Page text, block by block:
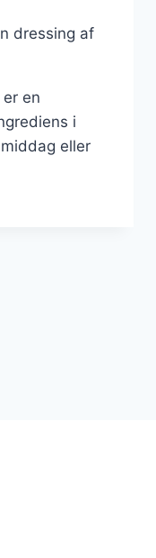
dressing af
en
i
eller